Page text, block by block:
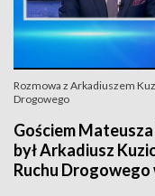
Rozmowa z Arkadiuszem
Drogowego
Gościem
był Arkadiusz
Ruchu Drogowego